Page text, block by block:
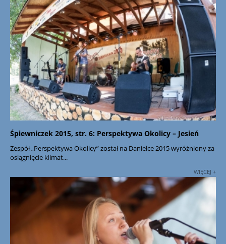
Śpiewniczek 2015, str. 6: Perspektywa Okolicy – Jesień
Zespół „Perspektywa Okolicy” został na Danielce 2015 wyróżniony za
osiągnięcie klimat...
WIĘCEJ +